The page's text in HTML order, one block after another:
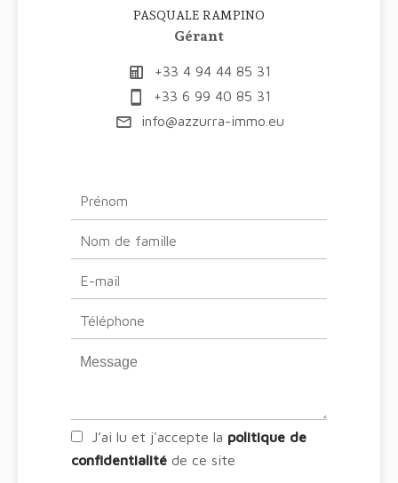
PASQUALE RAMPINO
Gérant
+33 4 94 44 85 31
+33 6 99 40 85 31
info@azzurra-immo.eu
J’ai lu et j'accepte la politique de
confidentialité de ce site